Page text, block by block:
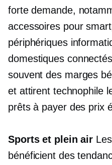
forte demande,
accessoires pour
périphériques
domestiques
souvent des marges
et attirent technophile
prêts à payer des prix
Sports et plein air
bénéficient des